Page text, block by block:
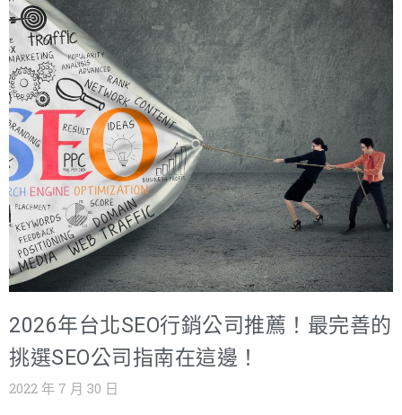
潛在客戶找到。 搜尋引擎對於現代人來說，已經是不可缺的
存在。根據統計，消費者在實際購買商品與服務之前，有超
過40%的人會先透過Google搜尋去尋找相關資訊。因此，網
站如何在搜尋結果上曝光，讓網頁排名在搜尋結果的前面，
便可以獲得大量的流量。其中，排名第一名的網頁，被點擊
機率更是第10名的10幾倍。SEO行銷，可以說數位行銷中是
不可或缺的一環，以下是2025年新竹SEO行銷公司推薦： 延
伸閱讀: 2026 台灣 SEO 公司推薦 TOP10｜SEO 與 GEO 行
銷公司怎麼選 SEO（搜尋引擎最佳化）服務能為企業帶來多
務，企業可以有效提升在數位市場中的競爭力，實現更多商
機和業
SEO 公司推薦 TOP10｜SEO 與 GEO 行銷公司怎麼選 甚麼
是SEO? SEO（Search Engine Optimization），即搜尋引擎
優化，是一種通過優化網站內容和結構來提高其在搜索引擎
結果頁面（SERP）中的排名的方法。SEO的目的是增加網
站的可見性，吸引更多的自然（非付費）流量。以下是SEO
的主要元素和其重要性： 1. 關鍵字研究： - 定義：關鍵字是
用戶在搜索引擎中輸入的詞語或短語。 - 重要性：找出用戶
常用的關鍵字，並將其整合到網站內容中，可以幫助網站在
相關搜索中排名更高。 2. 網站內容： - 定義：網站上的文
字、圖片、視頻等所有信息。 - 重要性：高質量、有價值和
相關的內容吸引和留住訪客，有助於提高網站的搜索排名。
3. 網站結構和設計： - 定義：網站的架構、導航和用戶體驗
2026年台北SEO行銷公司推薦！最完善的
挑選SEO公司指南在這邊！
2022 年 7 月 30 日